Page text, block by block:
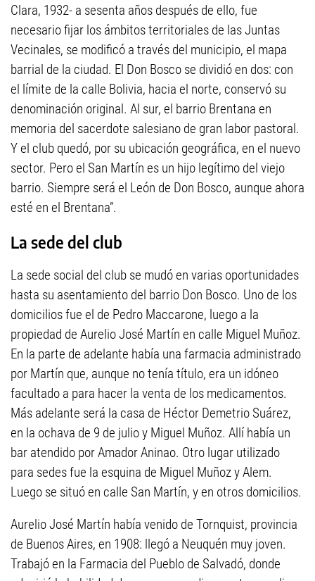
Clara, 1932- a sesenta años después de ello, fue
necesario fijar los ámbitos territoriales de las Juntas
Vecinales, se modificó a través del municipio, el mapa
barrial de la ciudad. El Don Bosco se dividió en dos: con
el límite de la calle Bolivia, hacia el norte, conservó su
denominación original. Al sur, el barrio Brentana en
memoria del sacerdote salesiano de gran labor pastoral.
Y el club quedó, por su ubicación geográfica, en el nuevo
sector. Pero el San Martín es un hijo legítimo del viejo
barrio. Siempre será el León de Don Bosco, aunque ahora
esté en el Brentana”.
La sede del club
La sede social del club se mudó en varias oportunidades
hasta su asentamiento del barrio Don Bosco. Uno de los
domicilios fue el de Pedro Maccarone, luego a la
propiedad de Aurelio José Martín en calle Miguel Muñoz.
En la parte de adelante había una farmacia administrado
por Martín que, aunque no tenía título, era un idóneo
facultado a para hacer la venta de los medicamentos.
Más adelante será la casa de Héctor Demetrio Suárez,
en la ochava de 9 de julio y Miguel Muñoz. Allí había un
bar atendido por Amador Aninao. Otro lugar utilizado
para sedes fue la esquina de Miguel Muñoz y Alem.
Luego se situó en calle San Martín, y en otros domicilios.
Aurelio José Martín había venido de Tornquist, provincia
de Buenos Aires, en 1908: llegó a Neuquén muy joven.
Trabajó en la Farmacia del Pueblo de Salvadó, donde